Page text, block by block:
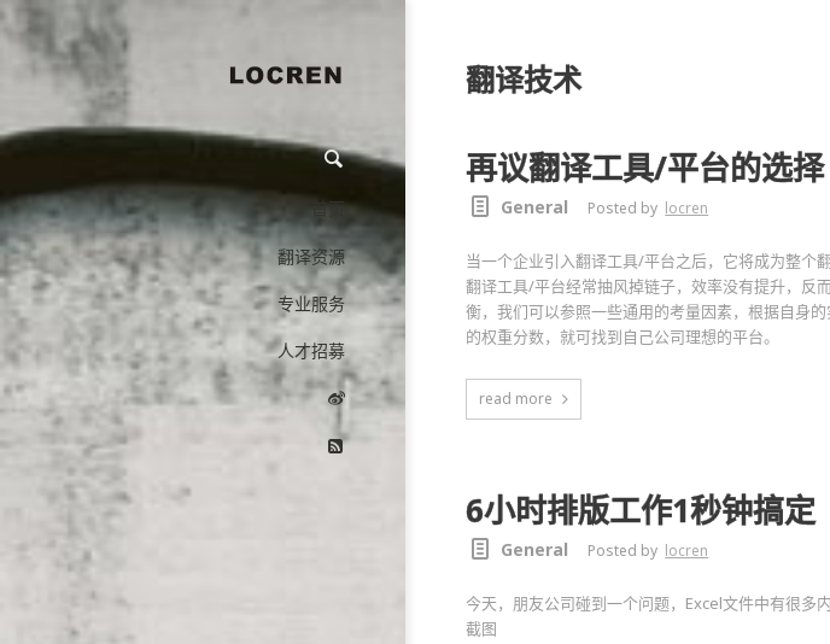
首页
翻译资源
专业服务
人才招募
翻译技术
再议翻译工具/平台的选择
General Posted by locren
当一个企业引入翻译工具/平台之后，它将成为整个
翻译工具/平台经常抽风掉链子，效率没有提升，反
衡，我们可以参照一些通用的考量因素，根据自身
的权重分数，就可找到自己公司理想的平台。
read more
6小时排版工作1秒钟搞定
General Posted by locren
今天，朋友公司碰到一个问题，Excel文件中有很多
截图